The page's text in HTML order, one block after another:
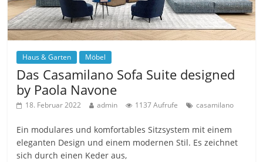
Haus & Garten Möbel
Das Casamilano Sofa Suite designed
by Paola Navone
18. Februar 2022 admin 1137 Aufrufe casamilano
Ein modulares und komfortables Sitzsystem mit einem
eleganten Design und einem modernen Stil. Es zeichnet
sich durch einen Keder aus,